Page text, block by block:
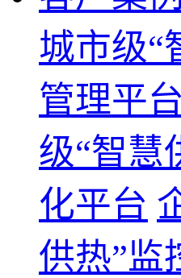
城市级“
管理平台
级“智慧
化平台
供热”监